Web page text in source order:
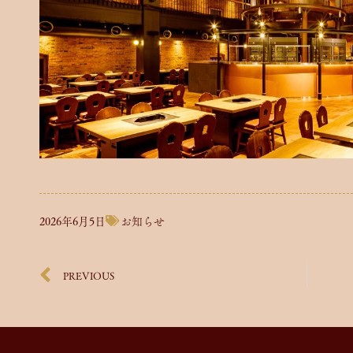
2026年6月5日 お知らせ
PREVIOUS